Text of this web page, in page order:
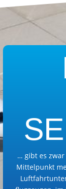
… gibt es
Mittelpunkt